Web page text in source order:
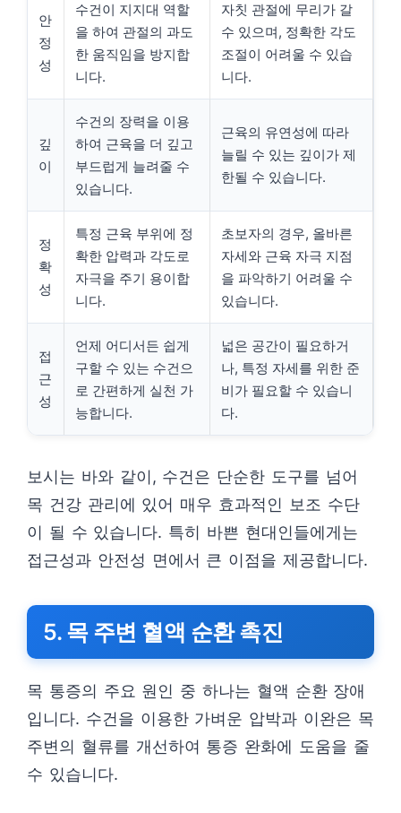
안
정
성
수건이 지지대 역할
을 하여 관절의 과도
한 움직임을 방지합
니다.
자칫 관절에 무리가 갈
수 있으며, 정확한 각도
조절이 어려울 수 있습
니다.
깊
이
수건의 장력을 이용
하여 근육을 더 깊고
부드럽게 늘려줄 수
있습니다.
근육의 유연성에 따라
늘릴 수 있는 깊이가 제
한될 수 있습니다.
정
확
성
특정 근육 부위에 정
확한 압력과 각도로
자극을 주기 용이합
니다.
초보자의 경우, 올바른
자세와 근육 자극 지점
을 파악하기 어려울 수
있습니다.
접
근
성
언제 어디서든 쉽게
구할 수 있는 수건으
로 간편하게 실천 가
능합니다.
넓은 공간이 필요하거
나, 특정 자세를 위한 준
비가 필요할 수 있습니
다.
보시는 바와 같이, 수건은 단순한 도구를 넘어
목 건강 관리에 있어 매우 효과적인 보조 수단
이 될 수 있습니다. 특히 바쁜 현대인들에게는
접근성과 안전성 면에서 큰 이점을 제공합니다.
5. 목 주변 혈액 순환 촉진
목 통증의 주요 원인 중 하나는 혈액 순환 장애
입니다. 수건을 이용한 가벼운 압박과 이완은 목
주변의 혈류를 개선하여 통증 완화에 도움을 줄
수 있습니다.